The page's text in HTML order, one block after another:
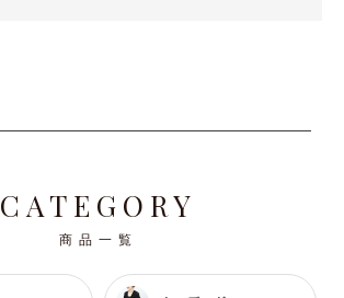
CATEGORY
商品一覧